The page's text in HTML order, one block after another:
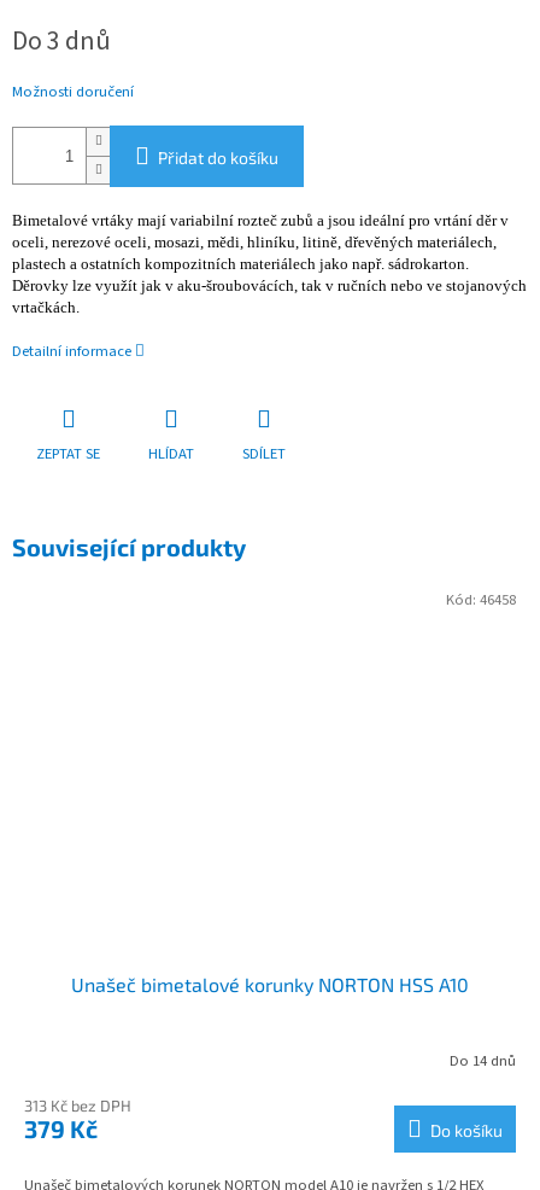
cena:
Do 3 dnů
Možnosti doručení
Přidat do košíku
Bimetalové vrtáky mají variabilní rozteč zubů a jsou ideální pro vrtání děr v
oceli, nerezové oceli, mosazi, mědi, hliníku, litině, dřevěných materiálech,
plastech a ostatních kompozitních materiálech jako např. sádrokarton.
Děrovky lze využít jak v aku-šroubovácích, tak v ručních nebo ve stojanových
vrtačkách.
Detailní informace
ZEPTAT SE HLÍDAT SDÍLET
Související produkty
Unašeč bimetalové korunky NORTON HSS A10
Do 14 dnů
313 Kč bez DPH
379 Kč Do košíku
Kód: 46458